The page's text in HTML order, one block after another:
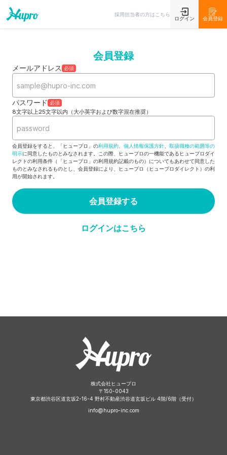
採用担当者の方はこちら
ログイン 会員登録
会員登録
メールアドレス 必須
パスワード 必須
8文字以上25文字以内（大小英字および数字混在推奨）
会員登録をすると、「ヒュープロ」の利用規約 個人情報保護方針
取扱職種の範囲等の
明示に同意したものとみなされます。この際、ヒュープロの一機能であるヒュープロダイ
レクトの利用条件（「ヒュープロ」の利用規約記載のもの）についてもあわせて同意した
ものとみなされるものとし、会員登録により、ヒュープロ（ヒュープロダイレクト）の利
用が開始されます。
会員登録する
ログインはこちら
株式会社ヒュープロ
〒 150-0043
東京都渋谷区道玄坂2-16-4 野村不動産渋谷道玄坂ビル 4階/6階（受付）
info@hupro-inc.com